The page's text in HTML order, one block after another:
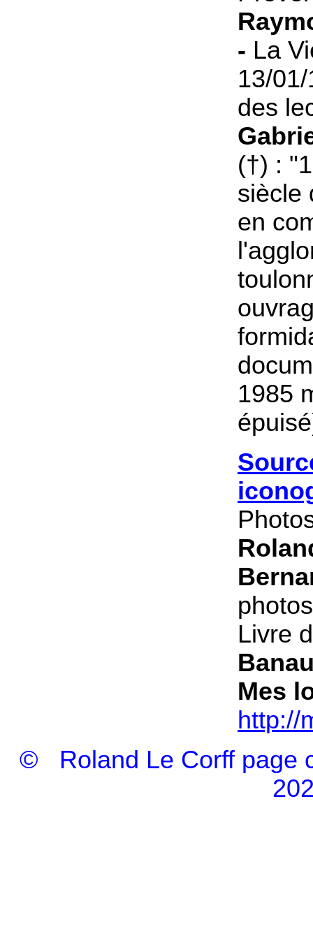
- La
13/
des
(†) :
siècle
en
1985
Livre
Mes
http://
© Roland Le Corff page